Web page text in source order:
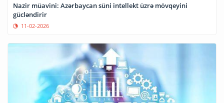
Nazir müavini: Azərbaycan süni intellekt üzrə mövqeyini
gücləndirir
11-02-2026